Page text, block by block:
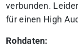
verbunden.
für einen High
Rohdaten: